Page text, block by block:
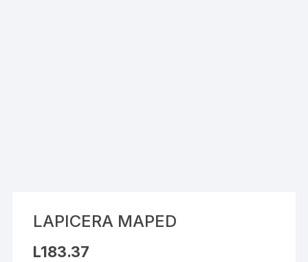
LAPICERA MAPED
L183.37